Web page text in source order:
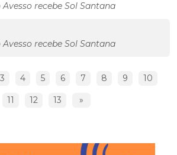
recebe Sol Santana
recebe Sol Santana
3 4 5 6 7 8 9 10
11 12 13 »